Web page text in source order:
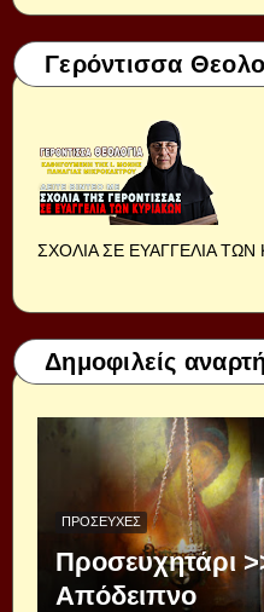
Γερόντισσα
ΣΧΟΛΙΑ ΣΕ ΕΥΑΓΓΕΛΙΑ ΤΩΝ
Δημοφιλείς
ΠΡΟΣΕΥΧΈΣ
Προσευχητάρι
Απόδειπνο